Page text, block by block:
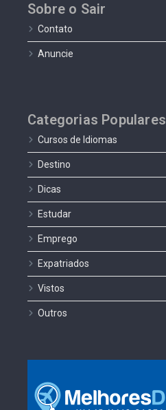
Sobre o Sair
Contato
Anuncie
Categorias Populares
Cursos de Idiomas
Destino
Dicas
Estudar
Emprego
Expatriados
Vistos
Outros